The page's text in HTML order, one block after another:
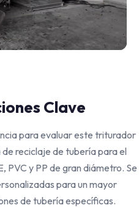
Clave
para evaluar este triturador
reciclaje de tubería para el
PVC y PP de gran diámetro. Se
para un mayor
de tubería específicas.